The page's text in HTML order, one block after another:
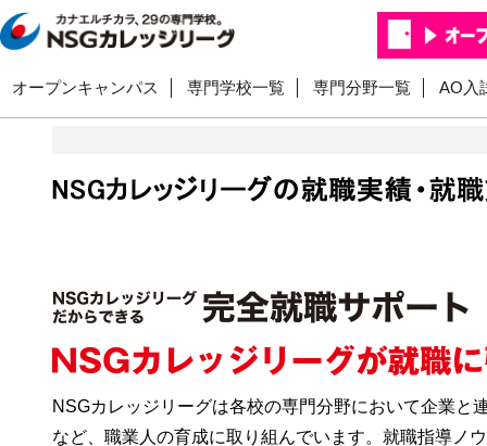
オープンキャンパス 専門学校一覧 専門分野一覧 AO入
NSGカレッジリーグは各校の専門分野において企業
など、職業人の育成に取り組んでいます。就職指導ノ